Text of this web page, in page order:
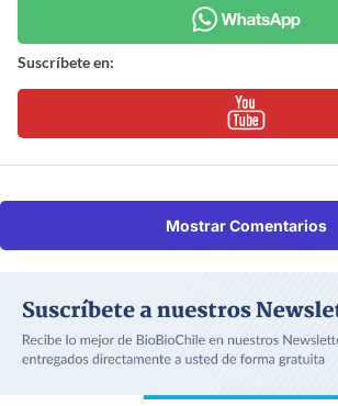
Suscríbete en:
Mostrar Comentarios